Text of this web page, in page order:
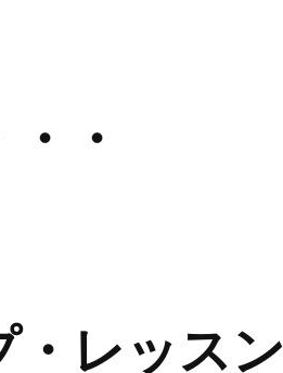
・
・レッスン